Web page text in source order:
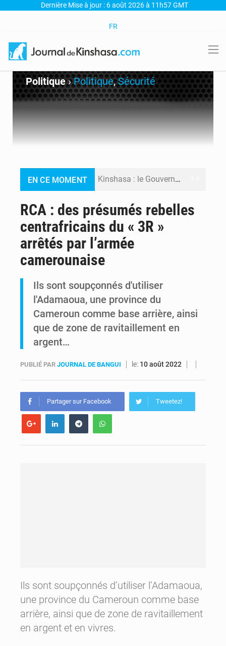
Dernière Mise à jour : 6 août 2026 à 11h57 GMT
FR
Politique›Politique,Sécurité
EN CE MOMENT Kinshasa : le Gouvernement provincial annonce la construction imminente du boulevard Étienne Tshisekedi
Ebola Bundibugyo : Tshisekedi mobilise le Gouvernement, l’OMS et Africa CDC pour renforcer la riposte
RCA : des présumés rebelles
centrafricains du « 3R »
arrêtés par l’armée
camerounaise
Ils sont soupçonnés d'utiliser
l'Adamaoua, une province du
Cameroun comme base arrière, ainsi
que de zone de ravitaillement en
argent…
PUBLIÉ PAR JOURNAL DE BANGUI le: 10 août 2022
Partager sur Facebook Tweetez!
Ils sont soupçonnés d’utiliser l’Adamaoua,
une province du Cameroun comme base
arrière, ainsi que de zone de ravitaillement
en argent et en vivres.